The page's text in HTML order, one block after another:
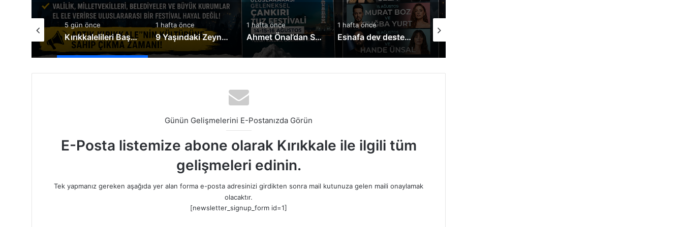
5 gün önce
Kırıkkalelileri Başka İllere İmrendirmeyin
1 hafta önce
9 Yaşındaki Zeynep Yaşama Tutunmak İçin Destek Bekliyor
1 hafta önce
Ahmet Önal’dan Sürücü Adaylarına Müjde!
1 hafta önce
Esnafa dev destek: Kredi limitleri yükseltildi
Günün Gelişmelerini E-Postanızda Görün
E-Posta listemize abone olarak Kırıkkale ile ilgili tüm
gelişmeleri edinin.
Tek yapmanız gereken aşağıda yer alan forma e-posta adresinizi girdikten sonra mail kutunuza gelen maili onaylamak
olacaktır.
[newsletter_signup_form id=1]